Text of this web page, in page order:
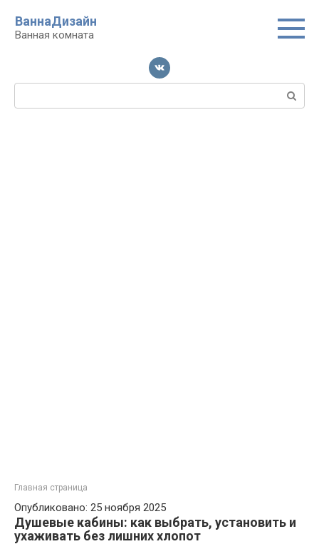
контенту
ВаннаДизайн
Ванная комната
Поиск:
Главная страница
Опубликовано: 25 ноября 2025
Душевые кабины: как выбрать, установить и
ухаживать без лишних хлопот